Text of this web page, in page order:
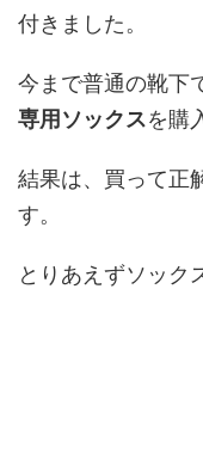
付きました。
今まで普通の靴下
専用ソックスを購
結果は、買って正
す。
とりあえずソック